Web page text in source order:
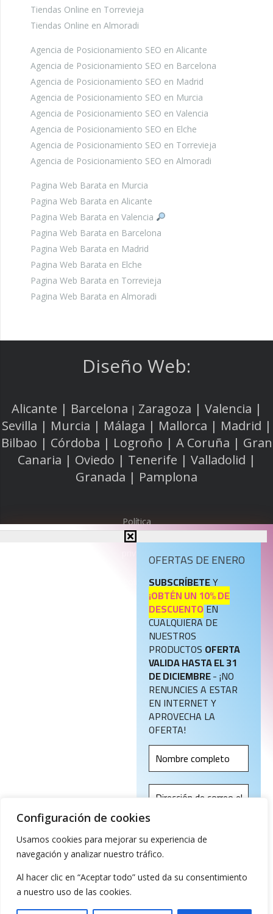
Configuración de cookies
Usamos cookies para mejorar su experiencia de
navegación y analizar nuestro tráfico.
Al hacer clic en “Aceptar todo” usted da su consentimiento
a nuestro uso de las cookies.
OFERTAS DE ENERO
SUBSCRÍBETEY
¡OBTÉN UN 10% DE
DESCUENTOEN
CUALQUIERA DE
NUESTROS
PRODUCTOS OFERTA
VALIDA HASTA EL 31
DE DICIEMBRE- ¡NO
RENUNCIES A ESTAR
EN INTERNET Y
APROVECHA LA
OFERTA!
¡No hacemos spam! Lee
privacidadpara obtener
Tiendas Online en Torrevieja
Tiendas Online en Almoradi
Agencia de Posicionamiento SEO en Alicante
Agencia de Posicionamiento SEO en Barcelona
Agencia de Posicionamiento SEO en Madrid
Agencia de Posicionamiento SEO en Murcia
Agencia de Posicionamiento SEO en Valencia
Agencia de Posicionamiento SEO en Elche
Agencia de Posicionamiento SEO en Torrevieja
Agencia de Posicionamiento SEO en Almoradi
Pagina Web Barata en Murcia
Pagina Web Barata en Alicante
Pagina Web Barata en Valencia
Pagina Web Barata en Barcelona
Pagina Web Barata en Madrid
Pagina Web Barata en Elche
Pagina Web Barata en Torrevieja
Pagina Web Barata en Almoradi
Diseño Web:
Alicante | Barcelona | Zaragoza | Valencia |
Sevilla | Murcia | Málaga | Mallorca | Madrid |
Bilbao | Córdoba | Logroño | A Coruña | Gran
Canaria | Oviedo | Tenerife | Valladolid |
Granada | Pamplona
Política
Política
de
cookies
Aviso
legal
Política
de
Registro
de
Copyright
© 2020
Aleda
All
Rights